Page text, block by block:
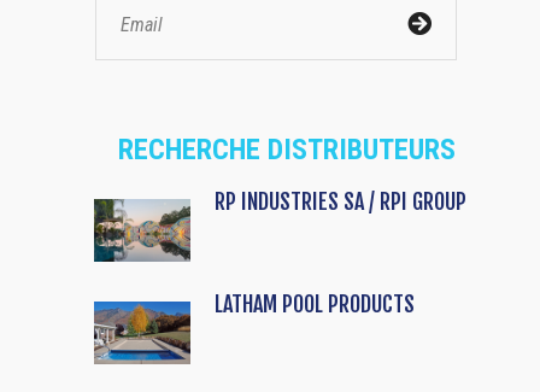
RECHERCHE DISTRIBUTEURS
RP INDUSTRIES SA / RPI GROUP
LATHAM POOL PRODUCTS